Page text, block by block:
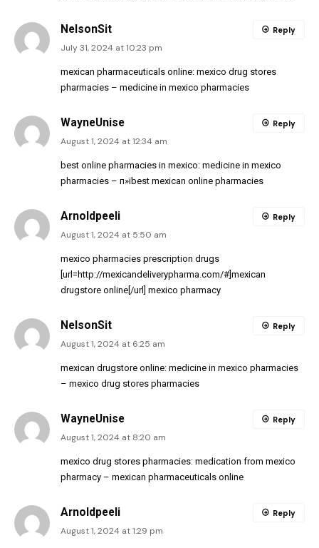
NelsonSit
July 31, 2024 at 10:23 pm
mexican pharmaceuticals online: mexico drug stores
pharmacies – medicine in mexico pharmacies
Reply
WayneUnise
August 1, 2024 at 12:34 am
best online pharmacies in mexico: medicine in mexico
pharmacies – п»їbest mexican online pharmacies
Reply
Arnoldpeeli
August 1, 2024 at 5:50 am
mexico pharmacies prescription drugs
[url=http://mexicandeliverypharma.com/#]mexican
drugstore online[/url] mexico pharmacy
Reply
NelsonSit
August 1, 2024 at 6:25 am
mexican drugstore online: medicine in mexico pharmacies
– mexico drug stores pharmacies
Reply
WayneUnise
August 1, 2024 at 8:20 am
mexico drug stores pharmacies: medication from mexico
pharmacy – mexican pharmaceuticals online
Reply
Arnoldpeeli
August 1, 2024 at 1:29 pm
Reply